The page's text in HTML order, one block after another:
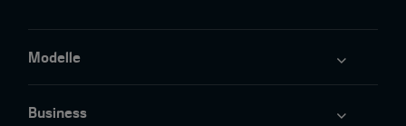
Modelle
Business